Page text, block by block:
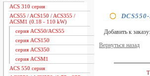
ACS 310 серия
ACS55 / ACS150 / ACS355 /
ACSM1 (0.18 - 110 kW)
серия ACS50/ACS55
серия ACS150
серия ACS350
серия ACSM1
ACS 550 серия
Добавить к заказу:
Вернуться назад